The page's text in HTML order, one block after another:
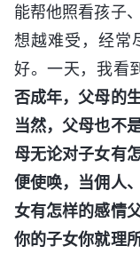
能帮他照看孩子
想越难受，经常
好。一天，我看
否成年，父母的
当然，父母也不
母无论对子女有
便使唤，当佣人
女有怎样的感情
你的子女你就理